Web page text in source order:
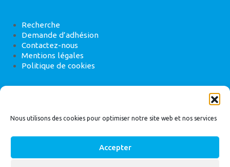
Nous utilisons des cookies pour optimiser notre site web et nos services
Accepter
Recherche
Demande d’adhésion
Contactez-nous
Mentions légales
Politique de cookies